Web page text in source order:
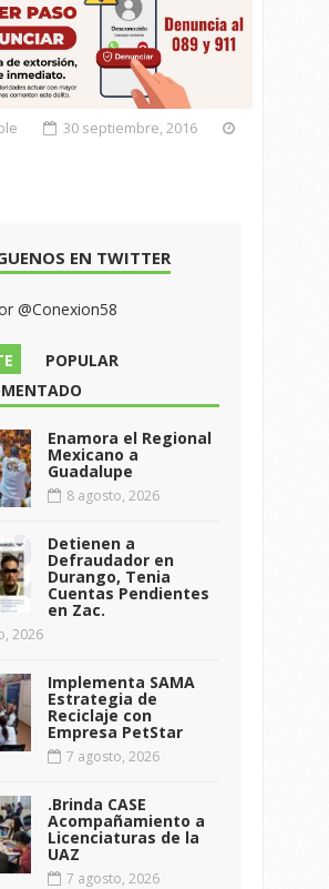
30 septiembre, 2016
EN TWITTER
@Conexion58
POPULAR
Enamora el Regional
Mexicano a
Guadalupe
8 agosto, 2026
Detienen a
Defraudador en
Durango, Tenia
Cuentas Pendientes
en Zac.
2026
Implementa SAMA
Estrategia de
Reciclaje con
Empresa PetStar
7 agosto, 2026
.Brinda CASE
Acompañamiento a
Licenciaturas de la
UAZ
7 agosto, 2026